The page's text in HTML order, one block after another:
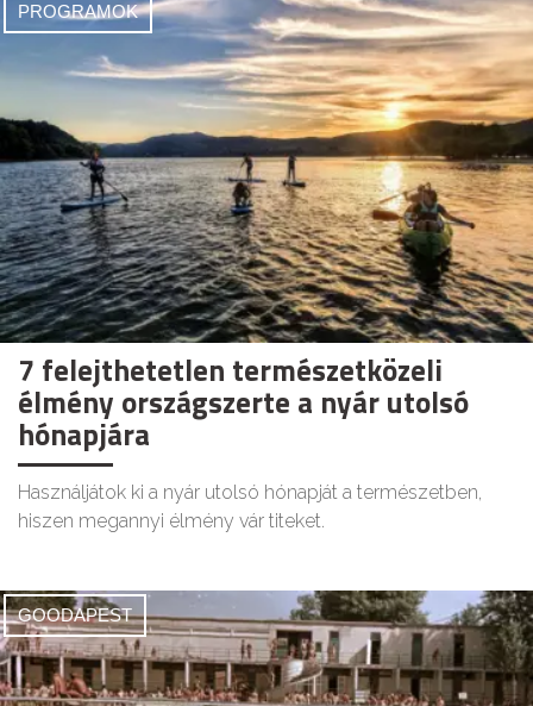
PROGRAMOK
7 felejthetetlen természetközeli
élmény országszerte a nyár utolsó
hónapjára
Használjátok ki a nyár utolsó hónapját a természetben,
hiszen megannyi élmény vár titeket.
GOODAPEST